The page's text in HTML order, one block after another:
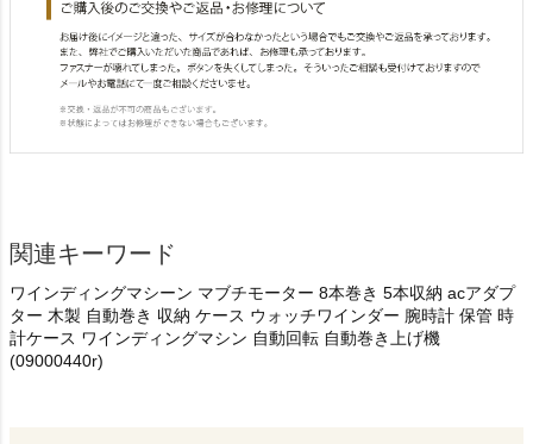
関連キーワード
ワインディングマシーン マブチモーター 8本巻き 5本収納 acアダプ
ター 木製 自動巻き 収納 ケース ウォッチワインダー 腕時計 保管 時
計ケース ワインディングマシン 自動回転 自動巻き上げ機
(09000440r)